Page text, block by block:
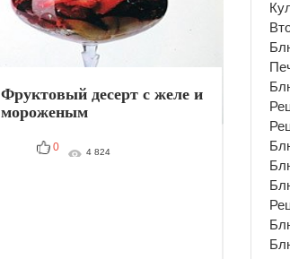
Фруктовый десерт с желе и
мороженым
0 4 824